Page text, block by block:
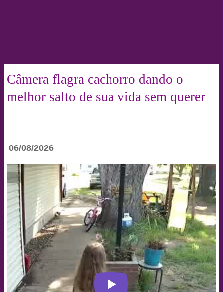
Câmera flagra cachorro dando o
melhor salto de sua vida sem querer
06/08/2026